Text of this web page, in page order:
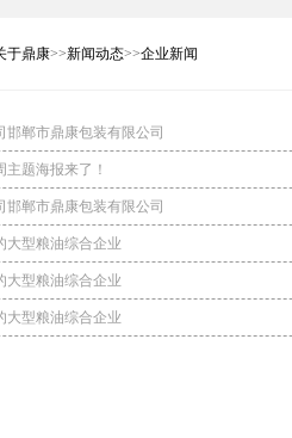
于鼎康>>新闻动态>>企业新闻
邯郸市鼎康包装有限公司
题海报来了！
邯郸市鼎康包装有限公司
大型粮油综合企业
大型粮油综合企业
大型粮油综合企业